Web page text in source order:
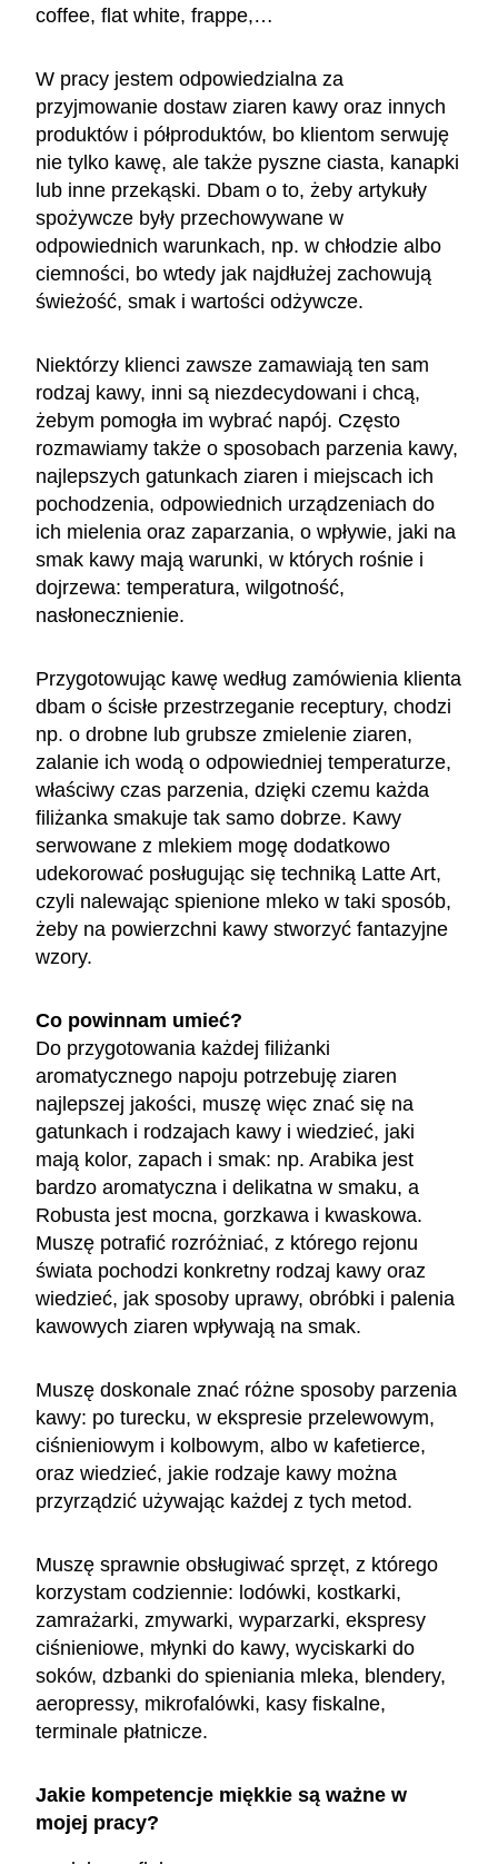
coffee, flat white, frappe,…
W pracy jestem odpowiedzialna za
przyjmowanie dostaw ziaren kawy oraz innych
produktów i półproduktów, bo klientom serwuję
nie tylko kawę, ale także pyszne ciasta, kanapki
lub inne przekąski. Dbam o to, żeby artykuły
spożywcze były przechowywane w
odpowiednich warunkach, np. w chłodzie albo
ciemności, bo wtedy jak najdłużej zachowują
świeżość, smak i wartości odżywcze.
Niektórzy klienci zawsze zamawiają ten sam
rodzaj kawy, inni są niezdecydowani i chcą,
żebym pomogła im wybrać napój. Często
rozmawiamy także o sposobach parzenia kawy,
najlepszych gatunkach ziaren i miejscach ich
pochodzenia, odpowiednich urządzeniach do
ich mielenia oraz zaparzania, o wpływie, jaki na
smak kawy mają warunki, w których rośnie i
dojrzewa: temperatura, wilgotność,
nasłonecznienie.
Przygotowując kawę według zamówienia klienta
dbam o ścisłe przestrzeganie receptury, chodzi
np. o drobne lub grubsze zmielenie ziaren,
zalanie ich wodą o odpowiedniej temperaturze,
właściwy czas parzenia, dzięki czemu każda
filiżanka smakuje tak samo dobrze. Kawy
serwowane z mlekiem mogę dodatkowo
udekorować posługując się techniką Latte Art,
czyli nalewając spienione mleko w taki sposób,
żeby na powierzchni kawy stworzyć fantazyjne
wzory.
Co powinnam umieć?
Do przygotowania każdej filiżanki
aromatycznego napoju potrzebuję ziaren
najlepszej jakości, muszę więc znać się na
gatunkach i rodzajach kawy i wiedzieć, jaki
mają kolor, zapach i smak: np. Arabika jest
bardzo aromatyczna i delikatna w smaku, a
Robusta jest mocna, gorzkawa i kwaskowa.
Muszę potrafić rozróżniać, z którego rejonu
świata pochodzi konkretny rodzaj kawy oraz
wiedzieć, jak sposoby uprawy, obróbki i palenia
kawowych ziaren wpływają na smak.
Muszę doskonale znać różne sposoby parzenia
kawy: po turecku, w ekspresie przelewowym,
ciśnieniowym i kolbowym, albo w kafetierce,
oraz wiedzieć, jakie rodzaje kawy można
przyrządzić używając każdej z tych metod.
Muszę sprawnie obsługiwać sprzęt, z którego
korzystam codziennie: lodówki, kostkarki,
zamrażarki, zmywarki, wyparzarki, ekspresy
ciśnieniowe, młynki do kawy, wyciskarki do
soków, dzbanki do spieniania mleka, blendery,
aeropressy, mikrofalówki, kasy fiskalne,
terminale płatnicze.
Jakie kompetencje miękkie są ważne w
mojej pracy?